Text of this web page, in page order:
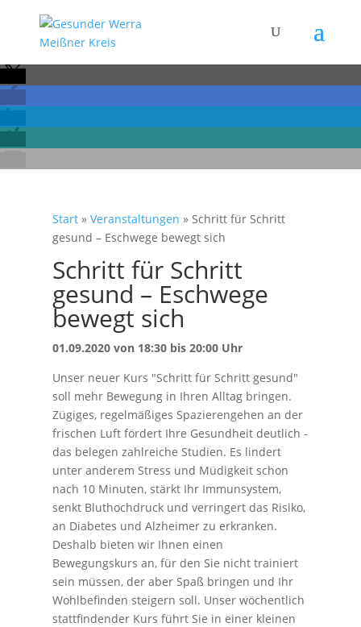
Start » Veranstaltungen » Schritt für Schritt
gesund – Eschwege bewegt sich
Schritt für Schritt
gesund – Eschwege
bewegt sich
01.09.2020 von 18:30 bis 20:00 Uhr
Unser neuer Kurs "Schritt für Schritt gesund"
soll mehr Bewegung in Ihren Alltag bringen.
Zügiges, regelmäßiges Spazierengehen an der
frischen Luft fördert Ihre Gesundheit deutlich -
das belegen zahlreiche Studien. Es lindert
unter anderem Stress und Müdigkeit schon
nach 10 Minuten, stärkt Ihr Immunsystem,
senkt Bluthochdruck und verringert das Risiko,
an Diabetes und Alzheimer zu erkranken.
Deshalb bieten wir Ihnen einen
Bewegungskurs an, für den Sie nicht trainiert
sein müssen, der aber Spaß bringen und Ihr
Wohlbefinden steigern soll. Unser wöchentlich
stattfindender Kurs führt Sie in einer kleinen